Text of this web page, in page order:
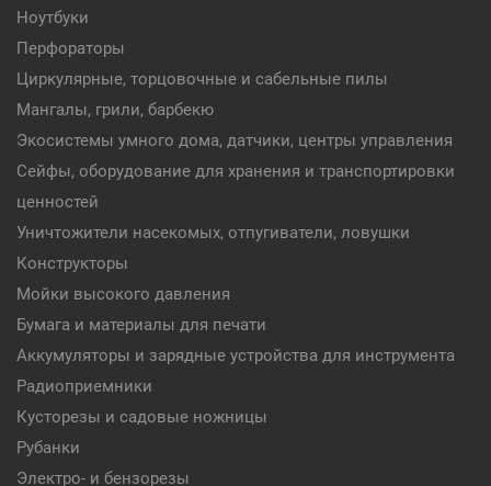
Ноутбуки
Перфораторы
Циркулярные, торцовочные и сабельные пилы
Мангалы, грили, барбекю
Экосистемы умного дома, датчики, центры управления
Сейфы, оборудование для хранения и транспортировки
ценностей
Уничтожители насекомых, отпугиватели, ловушки
Конструкторы
Мойки высокого давления
Бумага и материалы для печати
Аккумуляторы и зарядные устройства для инструмента
Радиоприемники
Кусторезы и садовые ножницы
Рубанки
Электро- и бензорезы